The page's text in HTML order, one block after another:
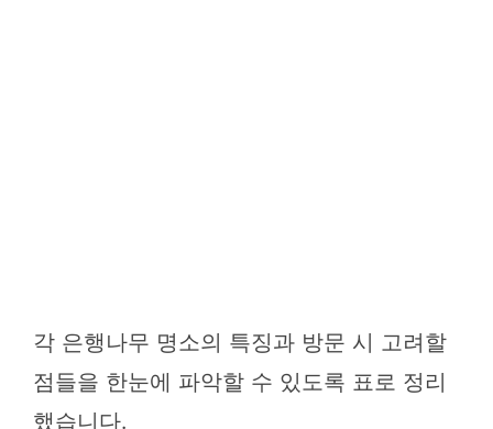
각 은행나무 명소의 특징과 방문 시 고려할
점들을 한눈에 파악할 수 있도록 표로 정리
했습니다.